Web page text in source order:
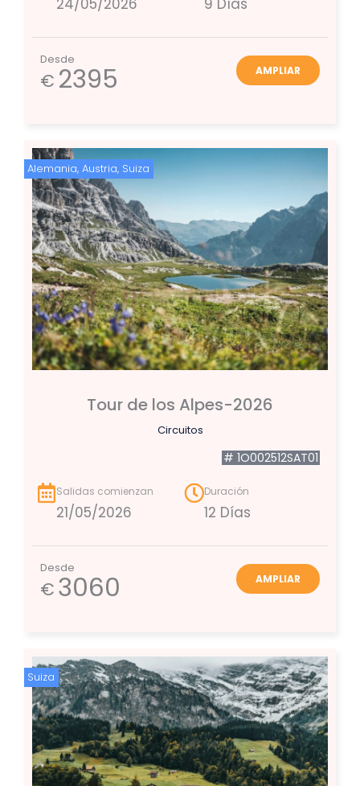
24/05/2026 9 Días
Desde
€ 2395 AMPLIAR
Alemania, Austria, Suiza
Tour de los Alpes-2026
Circuitos
# 1O002512SAT01
Salidas comienzan
21/05/2026
Duración
12 Días
Desde
€3060 AMPLIAR
Suiza